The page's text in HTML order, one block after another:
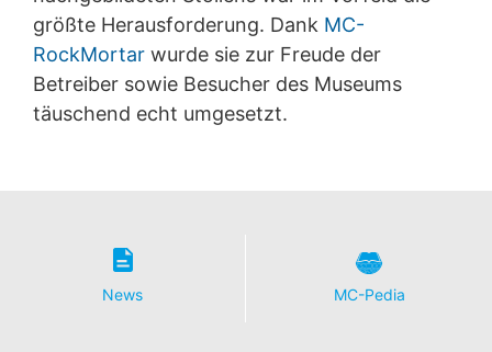
größte Herausforderung. Dank MC-
RockMortar wurde sie zur Freude der
Betreiber sowie Besucher des Museums
täuschend echt umgesetzt.
News MC-Pedia